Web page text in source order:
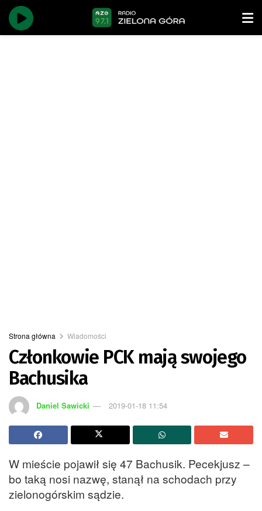
Strona główna Wiadomości
Członkowie PCK mają swojego
Bachusika
Daniel Sawicki 2019-01-18 11:54
W mieście pojawił się 47 Bachusik. Pecekjusz –
bo taką nosi nazwę, stanął na schodach przy
zielonogórskim sądzie.